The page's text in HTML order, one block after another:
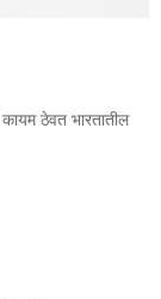
ठेवत भारतातील